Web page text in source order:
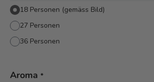
18 Personen (gemäss Bild)
27 Personen
36 Personen
Aroma *